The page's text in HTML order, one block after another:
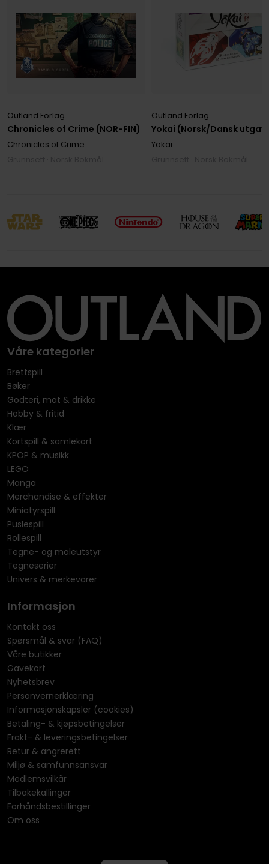
Chronicles of Crime (NOR-FIN)
Outland Forlag
Chronicles of Crime
Yokai (Norsk/Dansk
Outland Forlag
Yokai
Våre kategorier
Brettspill
Bøker
Godteri, mat & drikke
Hobby & fritid
Klær
Kortspill & samlekort
KPOP & musikk
LEGO
Manga
Merchandise & effekter
Miniatyrspill
Puslespill
Rollespill
Tegne- og maleutstyr
Tegneserier
Univers & merkevarer
Informasjon
Kontakt oss
Spørsmål & svar (FAQ)
Våre butikker
Gavekort
Nyhetsbrev
Personvernerklæring
Informasjonskapsler (cookies)
Betaling- & kjøpsbetingelser
Frakt- & leveringsbetingelser
Retur & angrerett
Miljø & samfunnsansvar
Medlemsvilkår
Tilbakekallinger
Forhåndsbestillinger
Om oss